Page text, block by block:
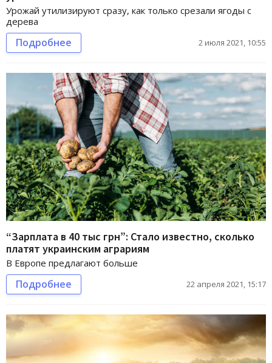
Урожай утилизируют сразу, как только срезали ягоды с
дерева
Подробнее 2 июля 2021, 10:55
“Зарплата в 40 тыс грн”: Стало известно, сколько
платят украинским аграриям
В Европе предлагают больше
Подробнее 22 апреля 2021, 15:17